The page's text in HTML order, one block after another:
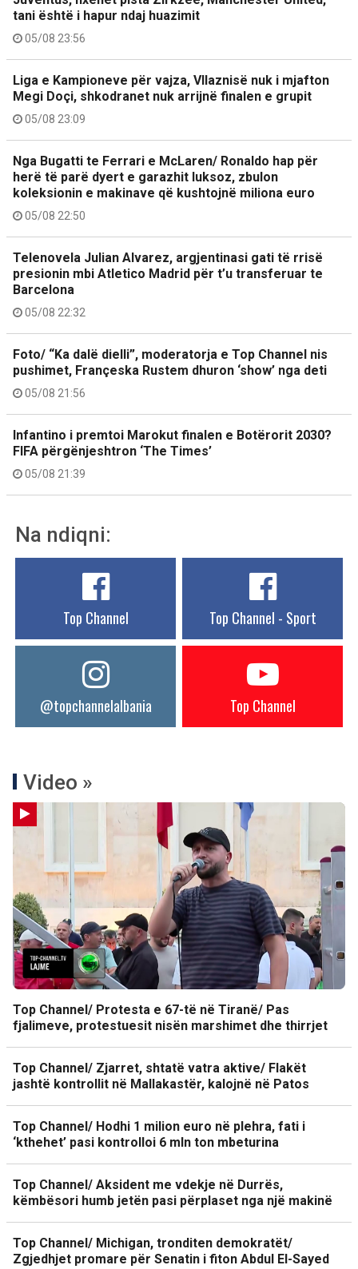
tani është i hapur ndaj huazimit
05/08 23:56
Liga e Kampioneve për vajza, Vllaznisë nuk i mjafton
Megi Doçi, shkodranet nuk arrijnë finalen e grupit
05/08 23:09
Nga Bugatti te Ferrari e McLaren/ Ronaldo hap për
herë të parë dyert e garazhit luksoz, zbulon
koleksionin e makinave që kushtojnë miliona euro
05/08 22:50
Telenovela Julian Alvarez, argjentinasi gati të rrisë
presionin mbi Atletico Madrid për t’u transferuar te
Barcelona
05/08 22:32
Foto/ “Ka dalë dielli”, moderatorja e Top Channel nis
pushimet, Françeska Rustem dhuron ‘show’ nga deti
05/08 21:56
Infantino i premtoi Marokut finalen e Botërorit 2030?
FIFA përgënjeshtron ‘The Times’
05/08 21:39
Na ndiqni:
Top Channel Top Channel - Sport
@topchannelalbania Top Channel
Video »
Top Channel/ Protesta e 67-të në Tiranë/ Pas
fjalimeve, protestuesit nisën marshimet dhe thirrjet
Top Channel/ Zjarret, shtatë vatra aktive/ Flakët
jashtë kontrollit në Mallakastër, kalojnë në Patos
Top Channel/ Hodhi 1 milion euro në plehra, fati i
‘kthehet’ pasi kontrolloi 6 mln ton mbeturina
Top Channel/ Aksident me vdekje në Durrës,
këmbësori humb jetën pasi përplaset nga një makinë
Top Channel/ Michigan, tronditen demokratët/
Zgjedhjet promare për Senatin i fiton Abdul El-Sayed